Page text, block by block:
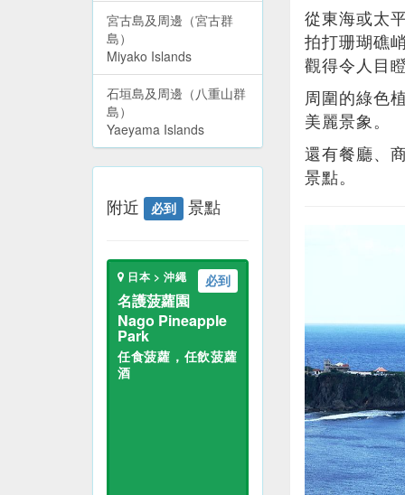
宮古島及周邊（宮古群
島）
Miyako Islands
石垣島及周邊（八重山群
島）
Yaeyama Islands
附近 必到 景點
必到
日本 > 沖繩
名護菠蘿園
Nago Pineapple
Park
任食菠蘿，任飲菠蘿
酒
從東海或太
拍打珊瑚礁
觀得令人目
周圍的綠色
美麗景象。
還有餐廳、
景點。